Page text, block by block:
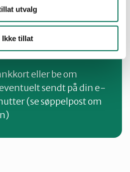
utvalg
Ikke tillat
med fra din
gjøre det her.
eller be om
sendt på din e-
(se søppelpost om